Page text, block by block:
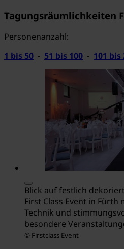
Tagungsräumlichkeiten
Personenanzahl:
1 bis 50 - 51 bis 100 - 101 bis
Blick auf festlich
First Class Event in
Technik und
besondere
© Firstclass Event